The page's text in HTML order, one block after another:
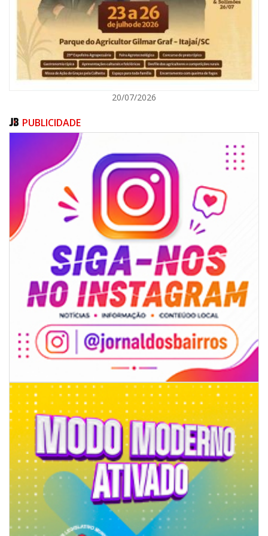
ITAJAÍ
07/08/2026 | 18:12
Festa das Tradições Brasileiras reúne 4.145 pessoas na estreia, e
Reginaldo Sama sobe ao palco nesta sexta, às 19h
BALNEÁRIO CAMBORIÚ
20/07/2026
PUBLICIDADE